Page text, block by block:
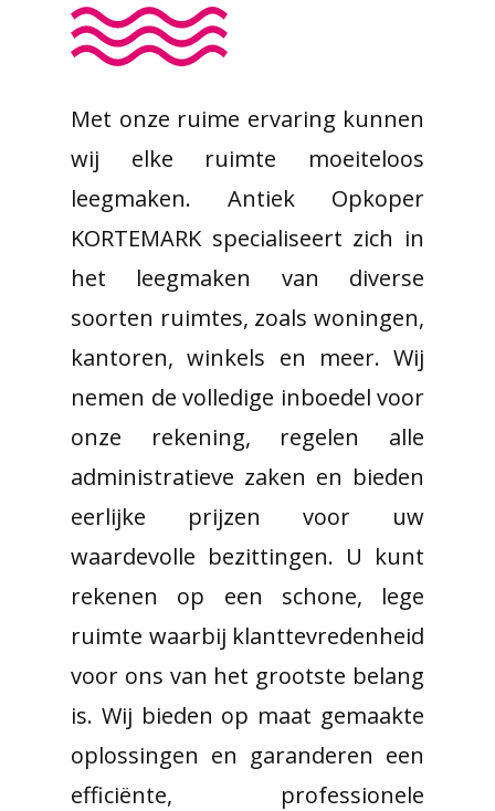
Met onze ruime ervaring kunnen
wij elke ruimte moeiteloos
leegmaken. Antiek Opkoper
KORTEMARK specialiseert zich in
het leegmaken van diverse
soorten ruimtes, zoals woningen,
kantoren, winkels en meer. Wij
nemen de volledige inboedel voor
onze rekening, regelen alle
administratieve zaken en bieden
eerlijke prijzen voor uw
waardevolle bezittingen. U kunt
rekenen op een schone, lege
ruimte waarbij klanttevredenheid
voor ons van het grootste belang
is. Wij bieden op maat gemaakte
oplossingen en garanderen een
efficiënte, professionele